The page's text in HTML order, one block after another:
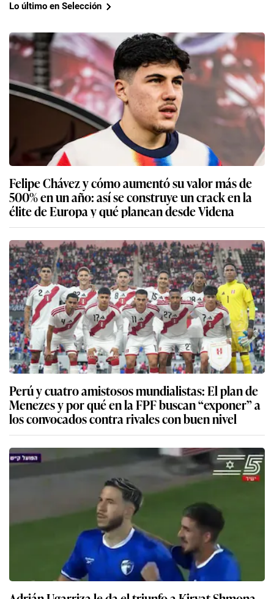
Lo último en Selección
Felipe Chávez y cómo aumentó su valor más de
500% en un año: así se construye un crack en la
élite de Europa y qué planean desde Videna
Perú y cuatro amistosos mundialistas: El plan de
Menezes y por qué en la FPF buscan “exponer” a
los convocados contra rivales con buen nivel